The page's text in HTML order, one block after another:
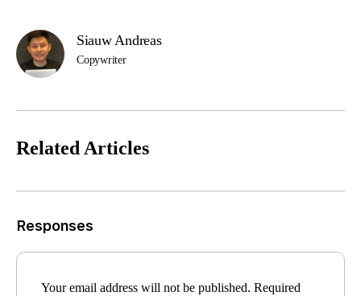
Siauw Andreas
Copywriter
Related Articles
Responses
Your email address will not be published. Required